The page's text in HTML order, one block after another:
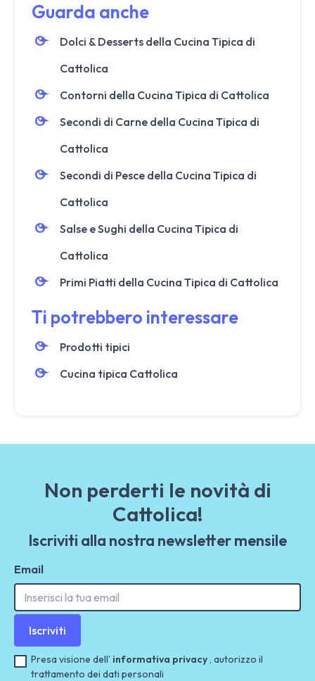
Guarda anche
Dolci & Desserts della Cucina Tipica di
Cattolica
Contorni della Cucina Tipica di Cattolica
Secondi di Carne della Cucina Tipica di
Cattolica
Secondi di Pesce della Cucina Tipica di
Cattolica
Salse e Sughi della Cucina Tipica di
Cattolica
Primi Piatti della Cucina Tipica di Cattolica
Ti potrebbero interessare
Prodotti tipici
Cucina tipica Cattolica
Non perderti le novità di
Cattolica!
Iscriviti alla nostra newsletter mensile
Email
Iscriviti
Presa visione dell' informativa privacy , autorizzo il
trattamento dei dati personali